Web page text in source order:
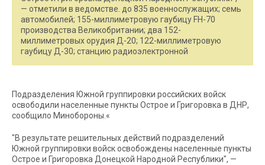
— отметили в ведомстве. до 835 военнослужащих; семь
автомобилей; 155-миллиметровую гаубицу FH-70
производства Великобритании; два 152-
миллиметровых орудия Д-20; 122-миллиметровую
гаубицу Д-30; станцию радиоэлектронной
Подразделения Южной группировки российских войск
освободили населенные пункты Острое и Григоровка в ДНР,
сообщило Минобороны.«
"В результате решительных действий подразделений
Южной группировки войск освобождены населенные пункты
Острое и Григоровка Донецкой Народной Республики", —